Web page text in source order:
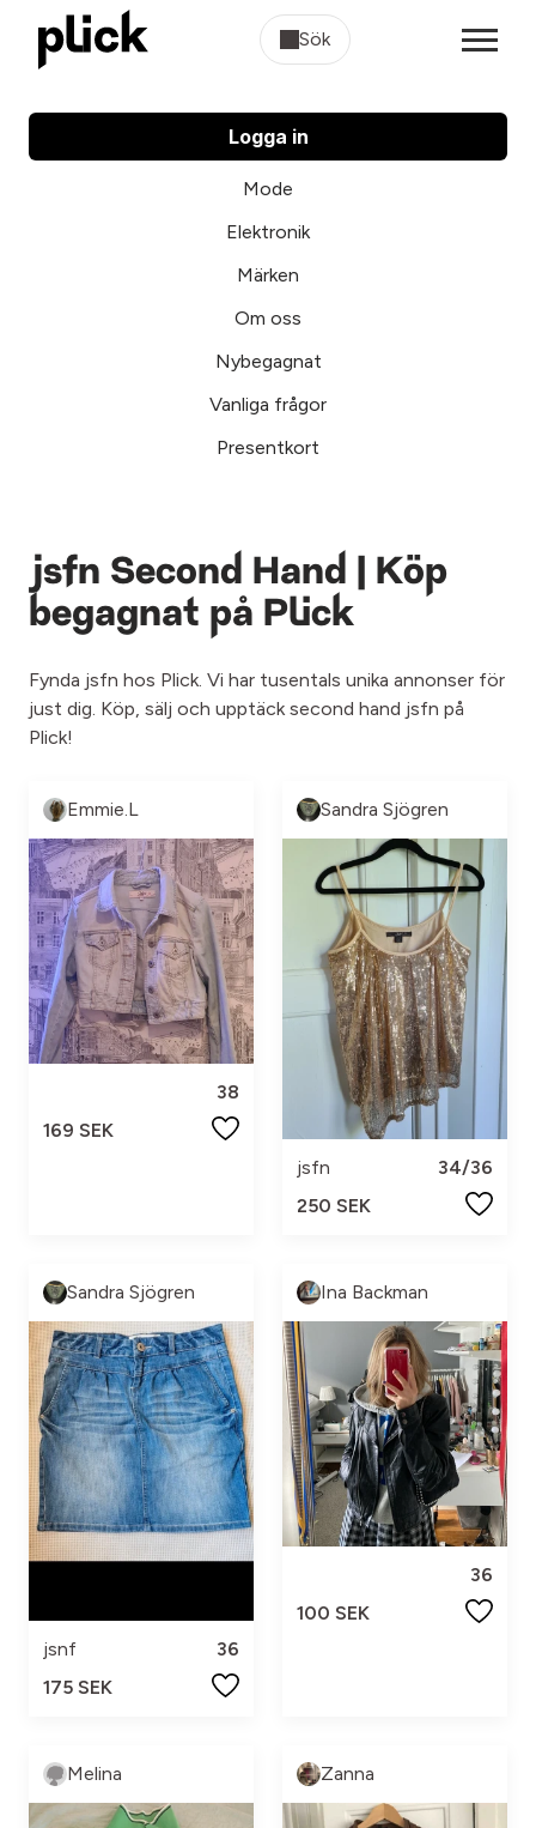
Sök
Logga in
Mode
Elektronik
Märken
Om oss
Nybegagnat
Vanliga frågor
Presentkort
jsfn Second Hand | Köp
begagnat på Plick
Fynda jsfn hos Plick. Vi har tusentals unika annonser för
just dig. Köp, sälj och upptäck second hand jsfn på
Plick!
Emmie.L
38
169 SEK
Sandra Sjögren
jsfn
34/36
250 SEK
Sandra Sjögren
jsnf
36
175 SEK
Ina Backman
36
100 SEK
Melina Zanna